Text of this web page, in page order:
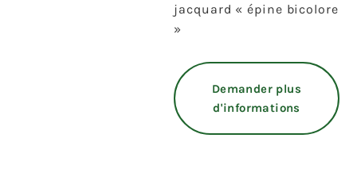
jacquard « épine bicolore
»
Demander plus
d'informations